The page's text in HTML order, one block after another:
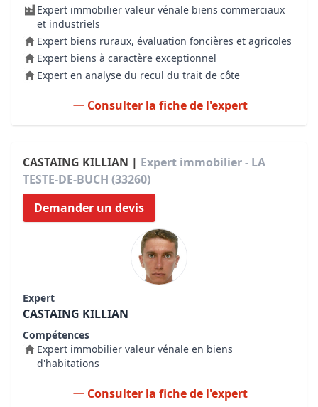
Expert immobilier valeur vénale biens commerciaux
et industriels
Expert biens ruraux, évaluation foncières et agricoles
Expert biens à caractère exceptionnel
Expert en analyse du recul du trait de côte
Consulter la fiche de l'expert
CASTAING KILLIAN | Expert immobilier - LA
TESTE-DE-BUCH (33260)
Demander un devis
Expert
CASTAING KILLIAN
Compétences
Expert immobilier valeur vénale en biens
d'habitations
Consulter la fiche de l'expert